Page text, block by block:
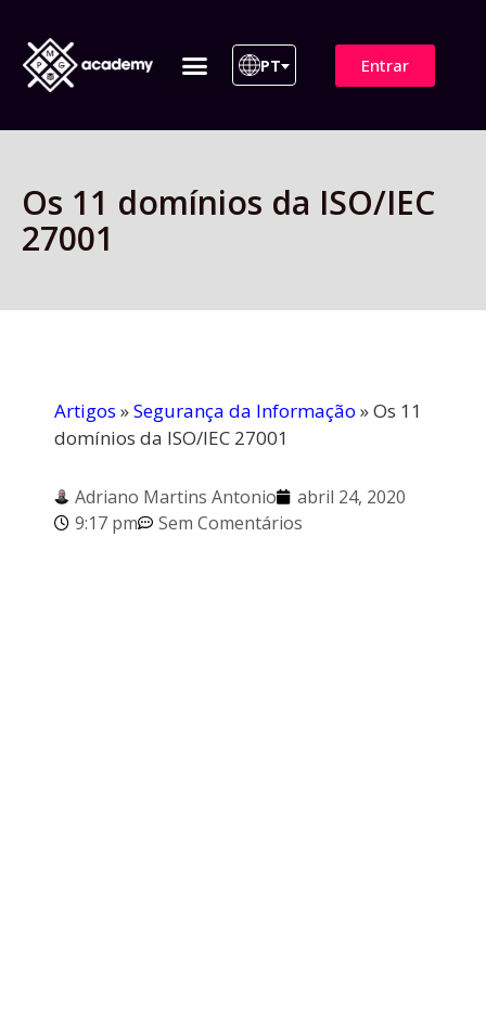
PT Entrar
Os 11 domínios da ISO/IEC
27001
Artigos »Segurança da Informação »Os 11
domínios da ISO/IEC 27001
Adriano Martins Antonio
abril 24, 2020
9:17 pm
Sem Comentários